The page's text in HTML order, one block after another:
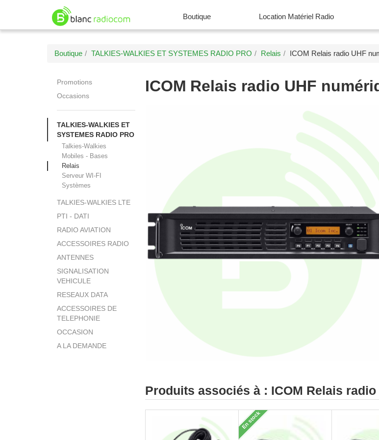
Boutique Location Matériel Radio
Boutique TALKIES-WALKIES ET SYSTEMES RADIO PRO Relais ICOM Relais radio UHF
Promotions
Occasions
TALKIES-WALKIES ET
SYSTEMES RADIO PRO
Talkies-Walkies
Mobiles - Bases
Relais
Serveur WI-FI
Systèmes
TALKIES-WALKIES LTE
PTI - DATI
RADIO AVIATION
ACCESSOIRES RADIO
ANTENNES
SIGNALISATION
VEHICULE
RESEAUX DATA
ACCESSOIRES DE
TELEPHONIE
OCCASION
A LA DEMANDE
ICOM Relais radio UHF
Produits associés à : ICOM Relais radio
En stock